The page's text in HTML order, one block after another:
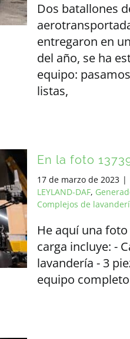
Dos batallones
entregaron en
del año, se ha
equipo:
listas,
En la foto
17 de marzo de 2023 |
LEYLAND-DAF,
Complejos de
He aquí una
carga incluye: -
lavandería - 3
equipo